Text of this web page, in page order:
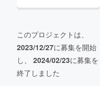
このプロジェクトは、
2023/12/27に募集を開始
し、 2024/02/23に募集を
終了しました